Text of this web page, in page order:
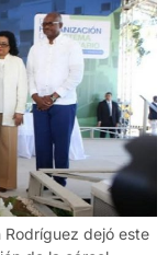
Rodríguez dejó este